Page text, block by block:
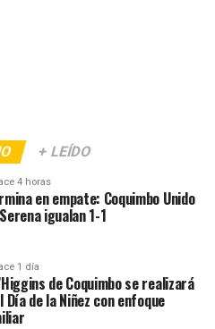
+ LEÍDO
4 horas
en empate: Coquimbo Unido
igualan 1-1
1 día
de Coquimbo se realizará
de la Niñez con enfoque